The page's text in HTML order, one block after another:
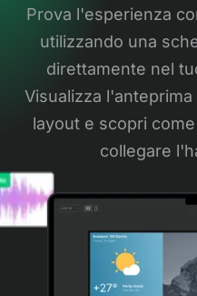
Prova l'esperienza
utilizzando una
direttamente nel
Visualizza
layout e scopri
collegare